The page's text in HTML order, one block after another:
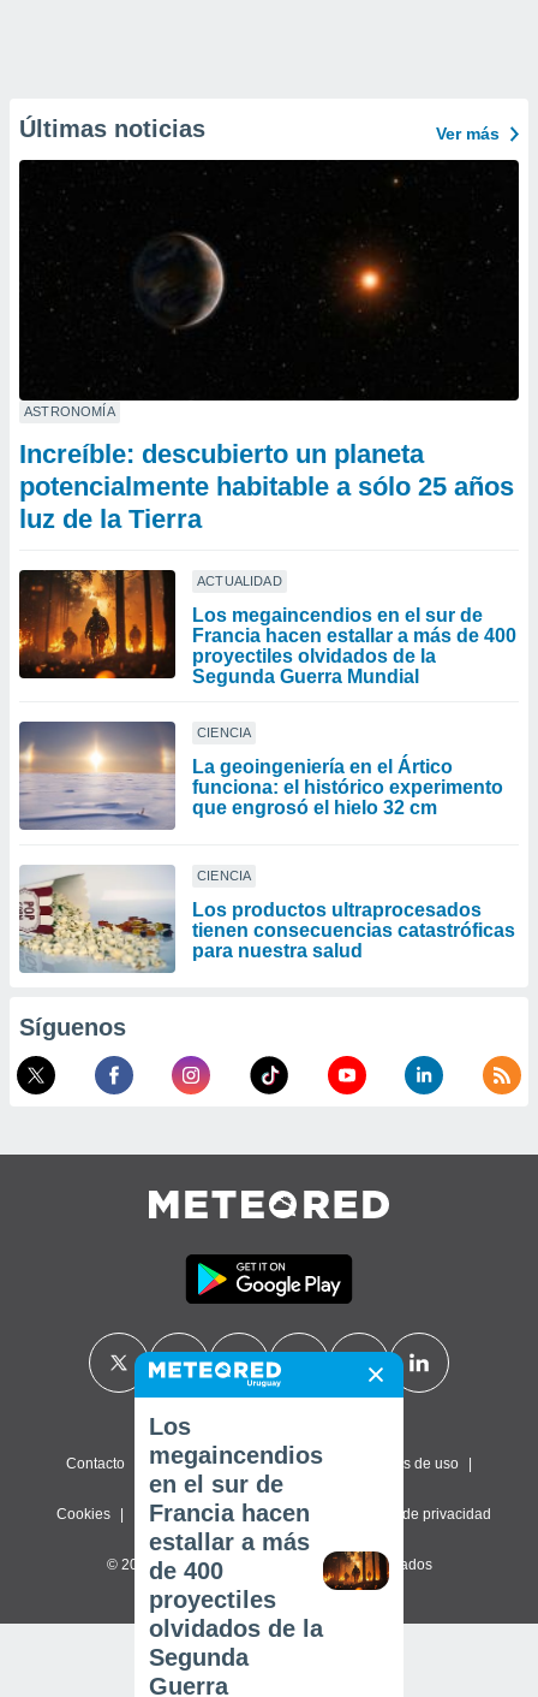
Últimas noticias Ver más
ASTRONOMÍA
Increíble: descubierto un planeta
potencialmente habitable a sólo 25 años
luz de la Tierra
ACTUALIDAD
Los megaincendios en el sur de
Francia hacen estallar a más de 400
proyectiles olvidados de la
Segunda Guerra Mundial
CIENCIA
La geoingeniería en el Ártico
funciona: el histórico experimento
que engrosó el hielo 32 cm
CIENCIA
Los productos ultraprocesados ​​
tienen consecuencias catastróficas
para nuestra salud
Síguenos
Contacto Sobre nosotros FAQ Términos de uso
Cookies Política de privacidad Configuración de privacidad
© 2026 Meteored. Todos los derechos reservados
Los
megaincendios
en el sur de
Francia hacen
estallar a más
de 400
proyectiles
olvidados de la
Segunda
Guerra